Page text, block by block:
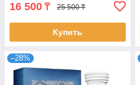
16 500 ₸ 25 500 ₸
Купить
–28%